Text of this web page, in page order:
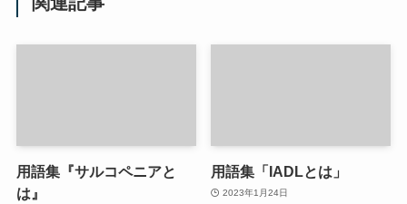
用語集『サルコペニアと
は』
用語集「IADLとは」
2023年1月24日